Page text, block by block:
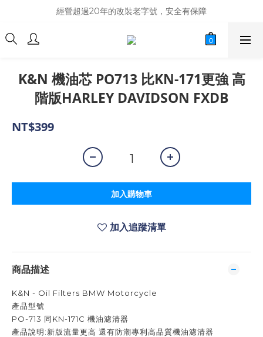
商品庫存變動快速，難免庫存不同步，建議購買之前先詢問貨況
經營超過20年的改裝老字號，安全有保障
商品庫存變動快速，難免庫存不同步，建議購買之前先詢問貨況
K&N 機油芯 PO713 比KN-171更強 高
階版HARLEY DAVIDSON FXDB
NT$399
加入購物車
加入追蹤清單
商品描述
K&N - Oil Filters BMW Motorcycle
產品型號
PO-713 同KN-171C 機油濾清器
產品說明:新版流量更高 還有防潮專利高品質機油濾清器